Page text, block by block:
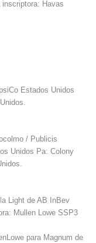
Havas
Estados Unidos
/ Publicis
Unidos Pa: Colony
Light de AB InBev
Mullen Lowe SSP3
para Magnum de